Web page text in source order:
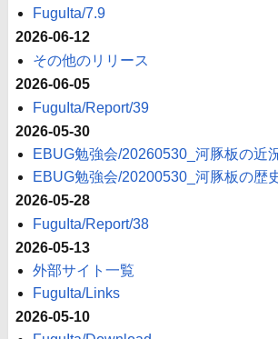
FuguIta/7.9
2026-06-12
その他のリリース
2026-06-05
FuguIta/Report/39
2026-05-30
EBUG勉強会/20260530_河豚板の近
EBUG勉強会/20200530_河豚板の歴
2026-05-28
FuguIta/Report/38
2026-05-13
外部サイト一覧
FuguIta/Links
2026-05-10